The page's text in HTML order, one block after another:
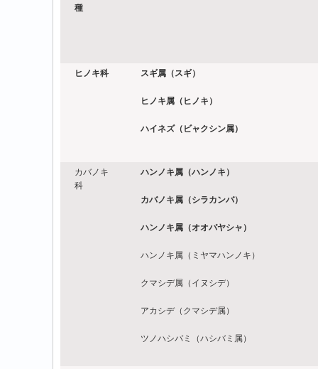
種
ヒノキ科 スギ属（スギ）
ヒノキ属（ヒノキ）
ハイネズ（ビャクシン属）
カバノキ
科
ハンノキ属（ハンノキ）
カバノキ属（シラカンバ）
ハンノキ属（オオバヤシャ）
ハンノキ属（ミヤマハンノキ）
クマシデ属（イヌシデ）
アカシデ（クマシデ属）
ツノハシバミ（ハシバミ属）